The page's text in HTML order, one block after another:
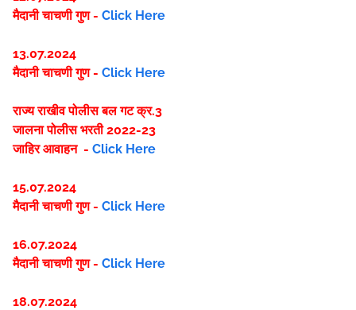
मैदानी चाचणी गुण - Click Here
13.07.2024
मैदानी चाचणी गुण - Click Here
राज्य राखीव पोलीस बल गट क्र.3
जालना पोलीस भरती 2022-23
जाहिर आवाहन - Click Here
15.07.2024
मैदानी चाचणी गुण - Click Here
16.07.2024
मैदानी चाचणी गुण - Click Here
18.07.2024